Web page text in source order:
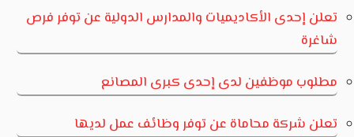
تعلن إحدى الأكاديميات والمدارس الدولية عن توفر فرص
شاغرة
مطلوب موظفين لدى إحدى كبرى المصانع
تعلن شركة محاماة عن توفر وظائف عمل لديها